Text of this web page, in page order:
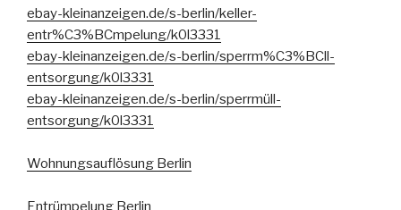
ebay-kleinanzeigen.de/s-berlin/keller-
entr%C3%BCmpelung/k0l3331
ebay-kleinanzeigen.de/s-berlin/sperrm%C3%BCll-
entsorgung/k0l3331
ebay-kleinanzeigen.de/s-berlin/sperrmüll-
entsorgung/k0l3331
Wohnungsauflösung Berlin
Entrümpelung Berlin